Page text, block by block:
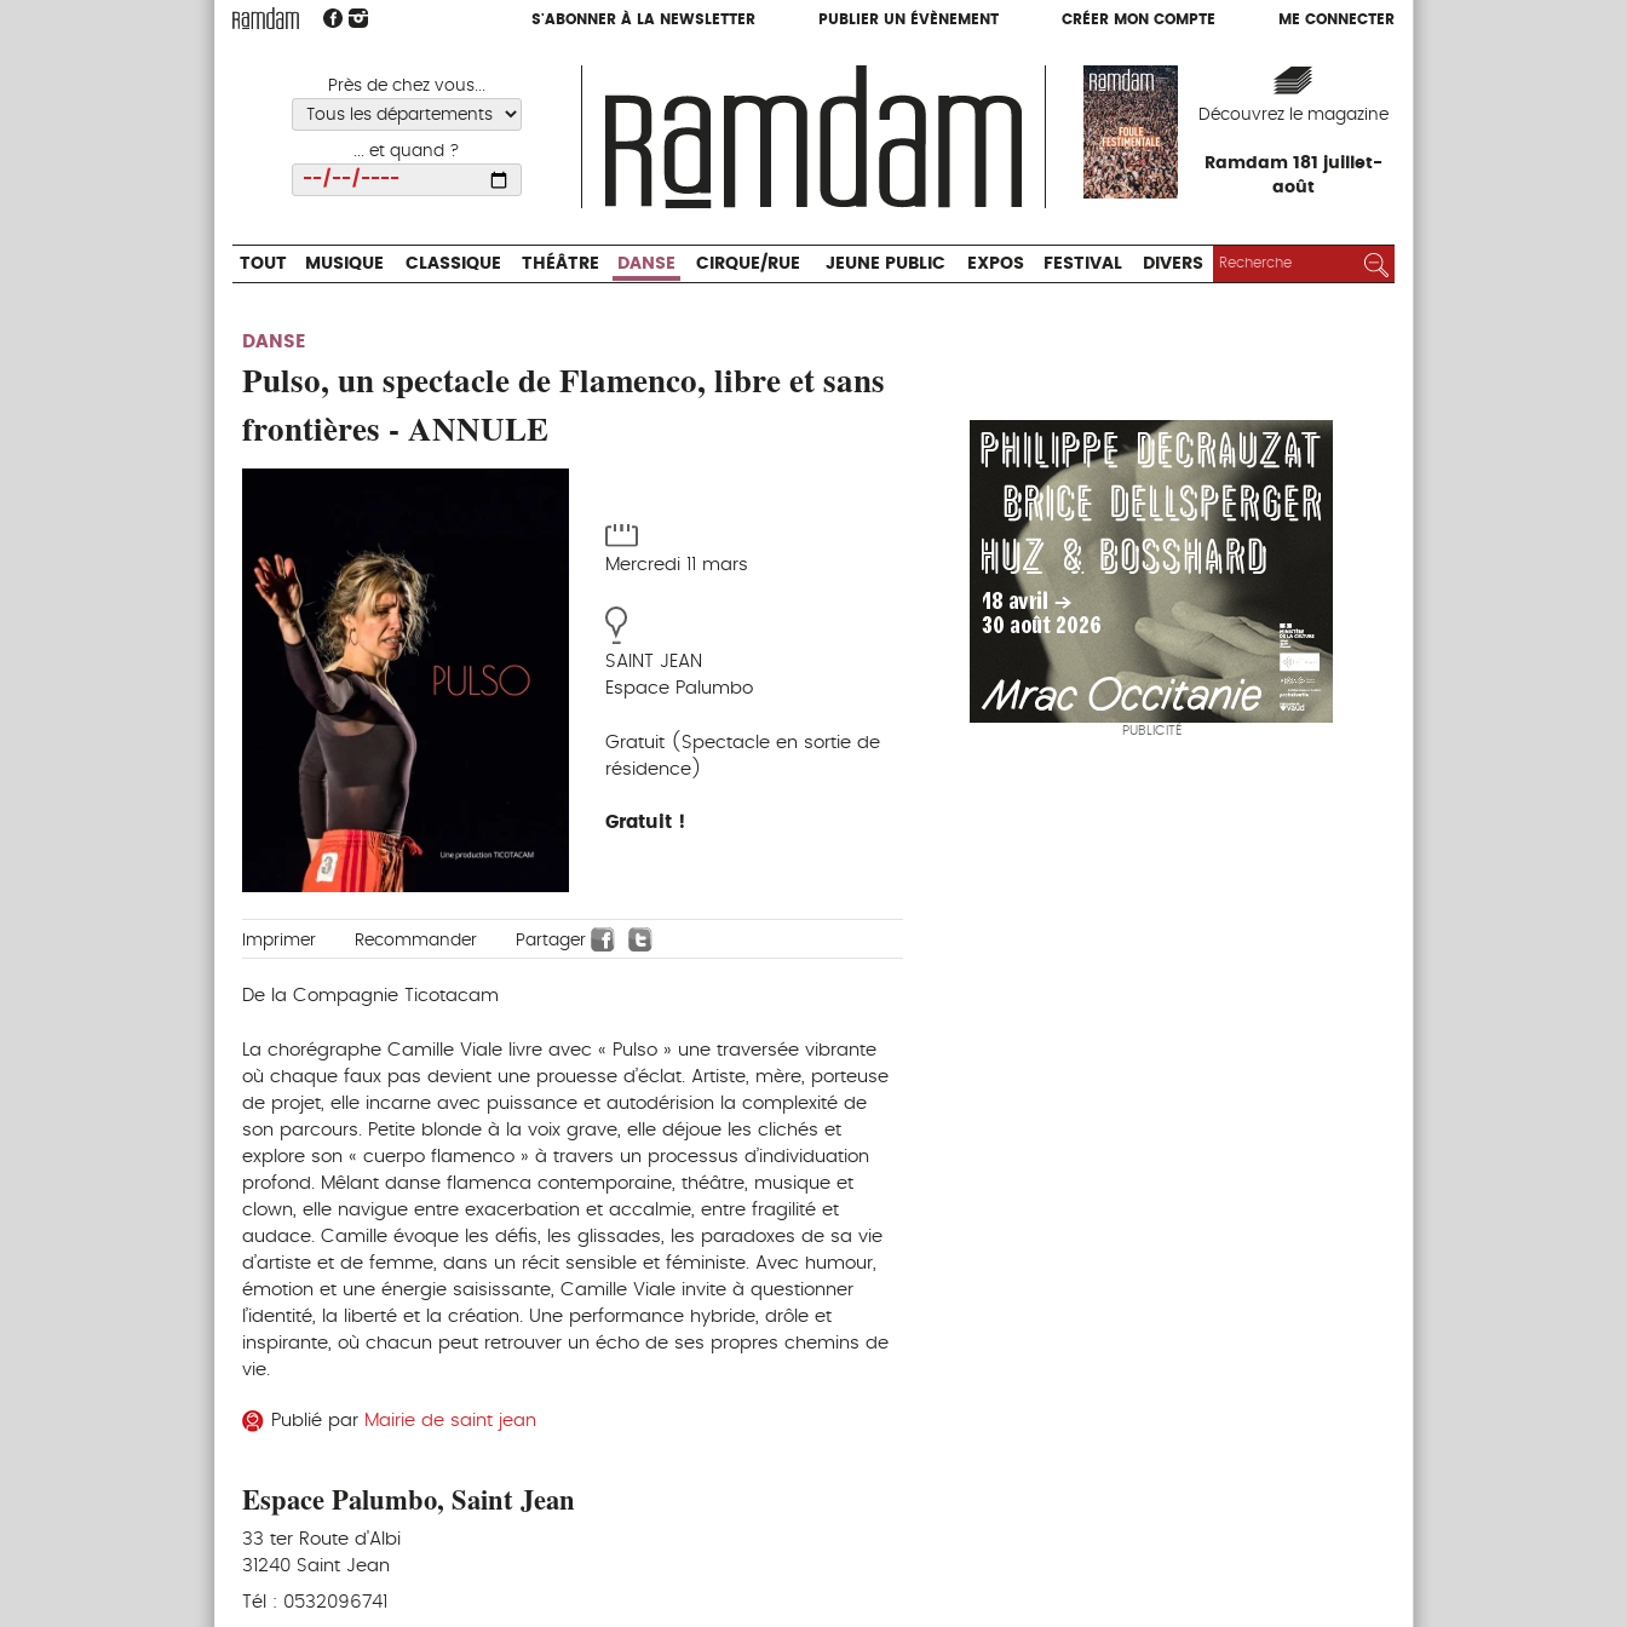
S'ABONNER À LA NEWSLETTER PUBLIER UN ÉVÈNEMENT CRÉER MON COMPTE ME CONNECTER
Près de chez vous...
... et quand ?
Découvrez le magazine
Ramdam 181 juillet-
août
S'ABONNER À LA NEWSLETTER PUBLIER UN ÉVÈNEMENT CRÉER MON COMPTE ME CONNECTER
CIRQUE/RUE JEUNE PUBLIC EXPOS
TOUT MUSIQUE CLASSIQUE THÉÂTRE DANSE CIRQUE/RUE JEUNE PUBLIC EXPOS FESTIVAL DIVERS RECHERCHER :
DANSE
Pulso, un spectacle de Flamenco, libre et sans
frontières - ANNULE
Mercredi 11 mars
SAINT JEAN
Espace Palumbo
Gratuit (Spectacle en sortie de
résidence)
Gratuit !
Imprimer Recommander Partager
De la Compagnie Ticotacam
La chorégraphe Camille Viale livre avec « Pulso » une traversée vibrante
où chaque faux pas devient une prouesse d’éclat. Artiste, mère, porteuse
de projet, elle incarne avec puissance et autodérision la complexité de
son parcours. Petite blonde à la voix grave, elle déjoue les clichés et
explore son « cuerpo flamenco » à travers un processus d’individuation
profond. Mêlant danse flamenca contemporaine, théâtre, musique et
clown, elle navigue entre exacerbation et accalmie, entre fragilité et
audace. Camille évoque les défis, les glissades, les paradoxes de sa vie
d’artiste et de femme, dans un récit sensible et féministe. Avec humour,
émotion et une énergie saisissante, Camille Viale invite à questionner
l’identité, la liberté et la création. Une performance hybride, drôle et
inspirante, où chacun peut retrouver un écho de ses propres chemins de
vie.
Publié par Mairie de saint jean
Espace Palumbo, Saint Jean
33 ter Route d'Albi
31240 Saint Jean
Tél : 0532096741
PUBLICITÉ